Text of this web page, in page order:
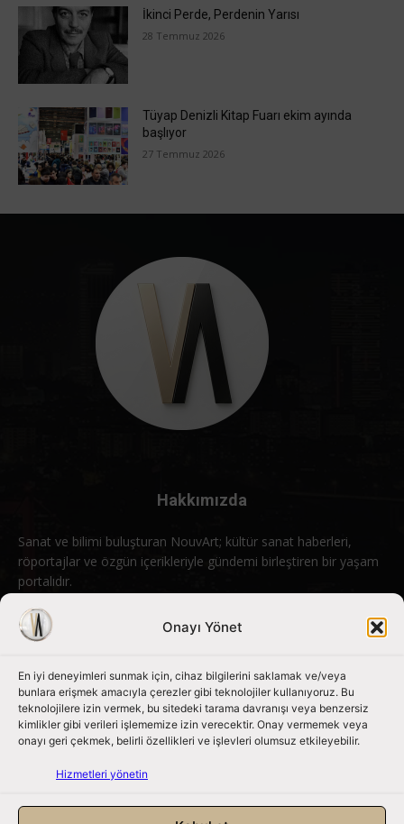
Onayı Yönet
En iyi deneyimleri sunmak için, cihaz bilgilerini saklamak ve/veya
bunlara erişmek amacıyla çerezler gibi teknolojiler kullanıyoruz. Bu
teknolojilere izin vermek, bu sitedeki tarama davranışı veya benzersiz
kimlikler gibi verileri işlememize izin verecektir. Onay vermemek veya
onayı geri çekmek, belirli özellikleri ve işlevleri olumsuz etkileyebilir.
Hizmetleri yönetin
İkinci Perde, Perdenin Yarısı
28 Temmuz 2026
Tüyap Denizli Kitap Fuarı ekim ayında
başlıyor
27 Temmuz 2026
Hakkımızda
Sanat ve bilimi buluşturan NouvArt; kültür sanat haberleri,
röportajlar ve özgün içerikleriyle gündemi birleştiren bir yaşam
portalıdır.
Bizimle iletişime geçin: info@nouvart.net
Bizi Takip Edin